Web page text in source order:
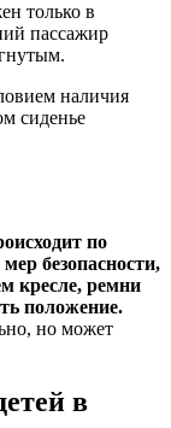
только в
пассажир
наличия
сиденье
по
безопасности,
кресле, ремни
положение.
но может
в